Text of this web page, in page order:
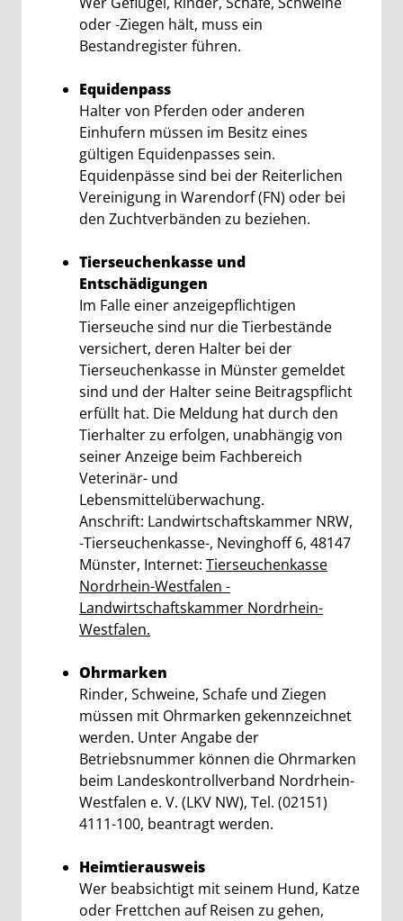
oder -Ziegen hält, muss ein
Bestandregister führen.
Equidenpass
Halter von Pferden oder anderen
Einhufern müssen im Besitz eines
gültigen Equidenpasses sein.
Equidenpässe sind bei der Reiterlichen
Vereinigung in Warendorf (FN) oder bei
den Zuchtverbänden zu beziehen.
Tierseuchenkasse und
Entschädigungen
Im Falle einer anzeigepflichtigen
Tierseuche sind nur die Tierbestände
versichert, deren Halter bei der
Tierseuchenkasse in Münster gemeldet
sind und der Halter seine Beitragspflicht
erfüllt hat. Die Meldung hat durch den
Tierhalter zu erfolgen, unabhängig von
seiner Anzeige beim Fachbereich
Veterinär- und
Lebensmittelüberwachung.
Anschrift: Landwirtschaftskammer NRW,
-Tierseuchenkasse-, Nevinghoff 6, 48147
Münster, Internet: Tierseuchenkasse
Nordrhein-Westfalen -
Landwirtschaftskammer Nordrhein-
Westfalen.
Ohrmarken
Rinder, Schweine, Schafe und Ziegen
müssen mit Ohrmarken gekennzeichnet
werden. Unter Angabe der
Betriebsnummer können die Ohrmarken
beim Landeskontrollverband Nordrhein-
Westfalen e. V. (LKV NW), Tel. (02151)
4111-100, beantragt werden.
Heimtierausweis
Wer beabsichtigt mit seinem Hund, Katze
oder Frettchen auf Reisen zu gehen,